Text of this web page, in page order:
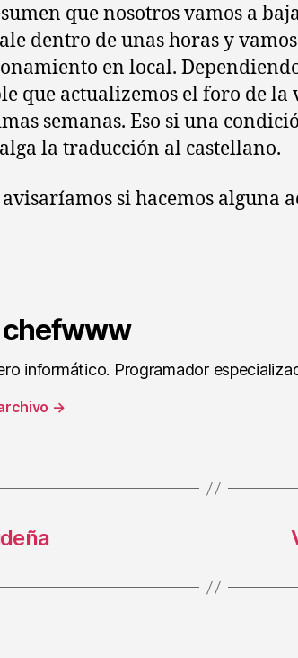
que nosotros vamos a
dentro de unas horas y
en local.
que actualizemos el foro de la
semanas. Eso si una
la traducción al castellano.
avisaríamos si hacemos alguna
chefwww
informático. Programador
→